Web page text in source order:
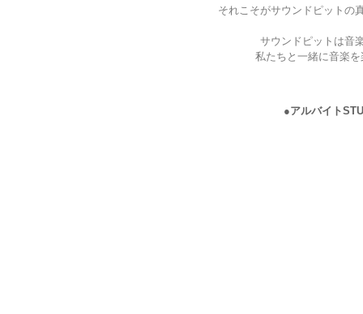
それこそがサウンドピットの
サウンドピットは音
私たちと一緒に音楽
●アルバイト